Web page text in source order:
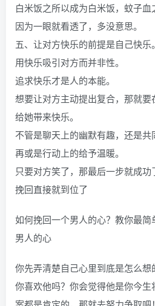
白米饭之所以成为白米饭，蚊子
因为一眼就看透了，多没意思。
五、让对方快乐的前提是自己快乐。
用快乐吸引对方而并非性。
追求快乐才是人的本能。
想要让对方主动提出复合，那就
给她带来快乐。
不管是聊天上的幽默有趣，还是共
再或是行动上的给予温暖。
只要对方笑了，那最后一步就成功
挽回直接就到位了
如何挽回一个男人的心？教你最
男人的心
你先弄清楚自己心里到底是怎么想
你喜欢他吗？你会觉得他是你今